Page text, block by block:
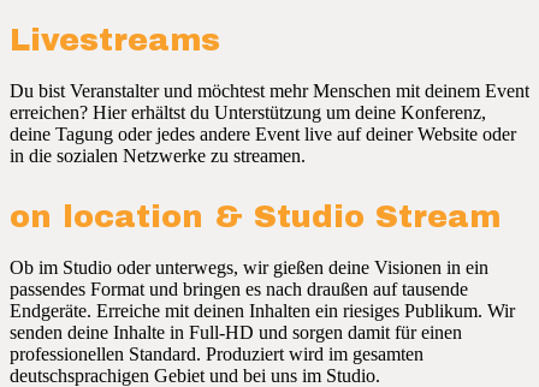
Livestreams
Du bist Veranstalter und möchtest mehr Menschen mit deinem Event
erreichen? Hier erhältst du Unterstützung um deine Konferenz,
deine Tagung oder jedes andere Event live auf deiner Website oder
in die sozialen Netzwerke zu streamen.
on location & Studio Stream
Ob im Studio oder unterwegs, wir gießen deine Visionen in ein
passendes Format und bringen es nach draußen auf tausende
Endgeräte. Erreiche mit deinen Inhalten ein riesiges Publikum. Wir
senden deine Inhalte in Full-HD und sorgen damit für einen
professionellen Standard. Produziert wird im gesamten
deutschsprachigen Gebiet und bei uns im Studio.